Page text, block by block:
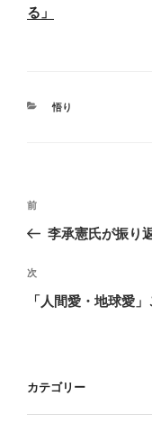
る」
カ
悟り
投
ビ
ゲ
ン
前
の
稿
前
李承憲氏が振り
次
の
次
「人間愛・地球愛
カテゴリー